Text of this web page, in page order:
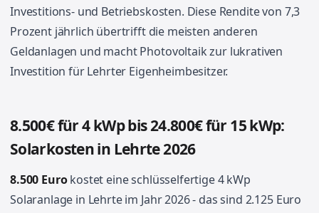
Investitions- und Betriebskosten. Diese Rendite von 7,3
Prozent jährlich übertrifft die meisten anderen
Geldanlagen und macht Photovoltaik zur lukrativen
Investition für Lehrter Eigenheimbesitzer.
8.500€ für 4 kWp bis 24.800€ für 15 kWp:
Solarkosten in Lehrte 2026
8.500 Eurokostet eine schlüsselfertige 4 kWp
Solaranlage in Lehrte im Jahr 2026 - das sind 2.125 Euro